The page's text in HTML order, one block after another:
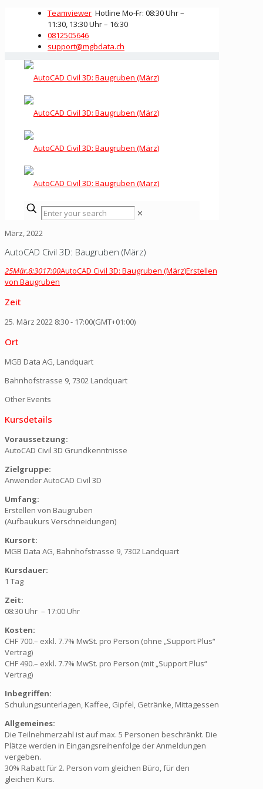
Teamviewer Hotline Mo-Fr: 08:30 Uhr –
11:30, 13:30 Uhr – 16:30
0812505646
support@mgbdata.ch
✕
März, 2022
AutoCAD Civil 3D: Baugruben (März)
25Mär.8:3017:00AutoCAD Civil 3D: Baugruben (März)Erstellen
von Baugruben
Zeit
25. März 2022 8:30- 17:00(GMT+01:00)
Ort
MGB Data AG, Landquart
Bahnhofstrasse 9, 7302 Landquart
Other Events
Kursdetails
Voraussetzung:
AutoCAD Civil 3D Grundkenntnisse
Zielgruppe:
Anwender AutoCAD Civil 3D
Umfang:
Erstellen von Baugruben
(Aufbaukurs Verschneidungen)
Kursort:
MGB Data AG, Bahnhofstrasse 9, 7302 Landquart
Kursdauer:
1 Tag
Zeit:
08:30 Uhr – 17:00 Uhr
Kosten:
CHF 700.– exkl. 7.7% MwSt. pro Person (ohne „Support Plus“
Vertrag)
CHF 490.– exkl. 7.7% MwSt. pro Person (mit „Support Plus“
Vertrag)
Inbegriffen:
Schulungsunterlagen, Kaffee, Gipfel, Getränke, Mittagessen
Allgemeines:
Die Teilnehmerzahl ist auf max. 5 Personen beschränkt. Die
Plätze werden in Eingangsreihenfolge der Anmeldungen
vergeben.
30% Rabatt für 2. Person vom gleichen Büro, für den
gleichen Kurs.